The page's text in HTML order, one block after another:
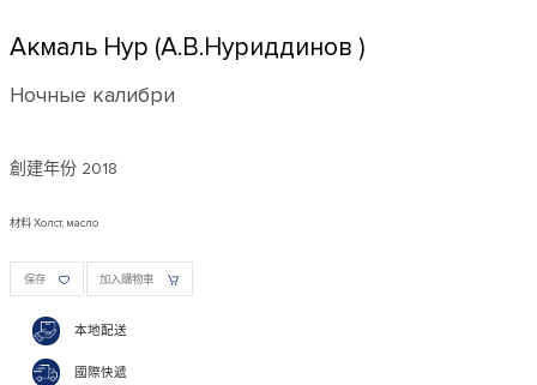
Акмаль Нур (А.В.Нуриддинов )
Ночные калибри
創建年份 2018
材料 Холст, масло
保存 加入購物車
本地配送
國際快遞